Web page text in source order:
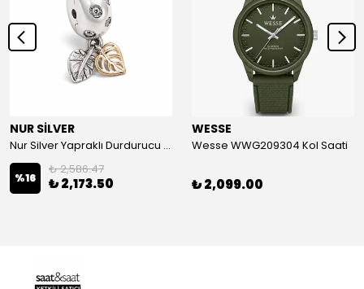
NUR SİLVER
Nur Silver Yapraklı Durdurucu Gümüş Charm - NUR-CM00501
%16
₺ 2,586.47
₺ 2,173.50
WESSE
Wesse WWG209304 Kol Saati
₺ 2,099.00